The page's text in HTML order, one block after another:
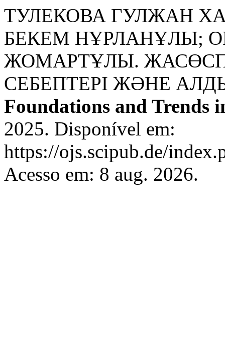
ТУЛЕКОВА ГУЛЖАН
БЕКЕМ НҰРЛАНҰЛЫ;
ЖОМАРТҰЛЫ.
СЕБЕПТЕРІ ЖӘНЕ
Foundations and Trends
2025. Disponível em:
https://ojs.scipub.de/
Acesso em: 8 aug. 2026.